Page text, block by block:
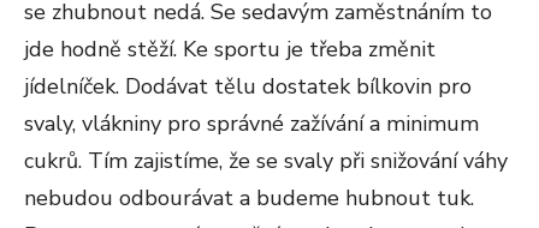
se zhubnout nedá. Se sedavým zaměstnáním to
jde hodně stěží. Ke sportu je třeba změnit
jídelníček. Dodávat tělu dostatek bílkovin pro
svaly, vlákniny pro správné zažívání a minimum
cukrů. Tím zajistíme, že se svaly při snižování váhy
nebudou odbourávat a budeme hubnout tuk.